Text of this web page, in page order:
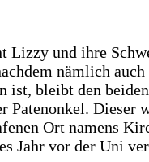
Lizzy und ihre
nämlich
ist, bleibt den
Patenonkel. Dieser
Ort namens
Jahr vor der Uni